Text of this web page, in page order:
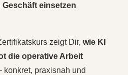
einsetzen
zeigt Dir, wie KI
die operative Arbeit
konkret, praxisnah und